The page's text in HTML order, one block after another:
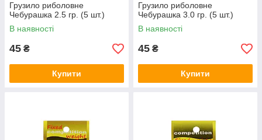
Грузило риболовне
Чебурашка 2.5 гр. (5 шт.)
В наявності
45 ₴
Купити
Грузило риболовне
Чебурашка 3.0 гр. (5 шт.)
В наявності
45 ₴
Купити